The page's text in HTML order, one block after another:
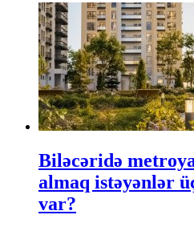
Biləcəridə
almaq istəyənlər
var?